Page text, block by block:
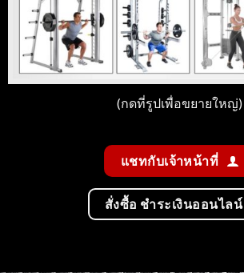
(กดที่รูปเพื่อขยายใหญ่)
แชทกับเจ้าหน้าที่
สั่งซื้อ ชำระเงินออนไลน์